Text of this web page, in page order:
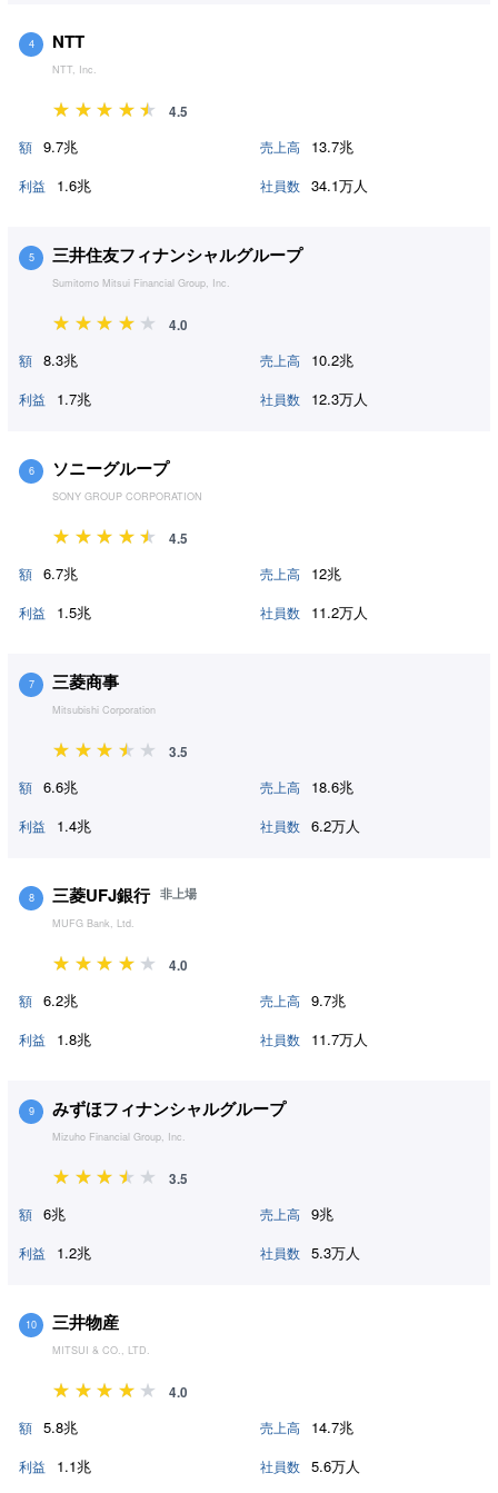
4 NTT
NTT, Inc.
4.5
額 9.7兆 売上高 13.7兆
利益 1.6兆 社員数 34.1万人
5 三井住友フィナンシャルグループ
Sumitomo Mitsui Financial Group, Inc.
4.0
額 8.3兆 売上高 10.2兆
利益 1.7兆 社員数 12.3万人
6 ソニーグループ
SONY GROUP CORPORATION
4.5
額 6.7兆 売上高 12兆
利益 1.5兆 社員数 11.2万人
7 三菱商事
Mitsubishi Corporation
3.5
額 6.6兆 売上高 18.6兆
利益 1.4兆 社員数 6.2万人
8 三菱UFJ銀行 非上場
MUFG Bank, Ltd.
4.0
額 6.2兆 売上高 9.7兆
利益 1.8兆 社員数 11.7万人
9 みずほフィナンシャルグループ
Mizuho Financial Group, Inc.
3.5
額 6兆 売上高 9兆
利益 1.2兆 社員数 5.3万人
10 三井物産
MITSUI & CO., LTD.
4.0
額 5.8兆 売上高 14.7兆
利益 1.1兆 社員数 5.6万人